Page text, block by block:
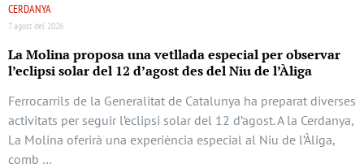
CERDANYA
7 agost del 2026
La Molina proposa una vetllada especial per observar
l’eclipsi solar del 12 d’agost des del Niu de l’Àliga
Ferrocarrils de la Generalitat de Catalunya ha preparat diverses
activitats per seguir l’eclipsi solar del 12 d’agost. A la Cerdanya,
La Molina oferirà una experiència especial al Niu de l’Àliga,
comb …